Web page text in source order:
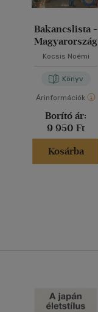
Bakancslista -
Magyarország
Kocsis Noémi
Könyv
Árinformációk
Borító ár:
9 950 Ft
Kosárba